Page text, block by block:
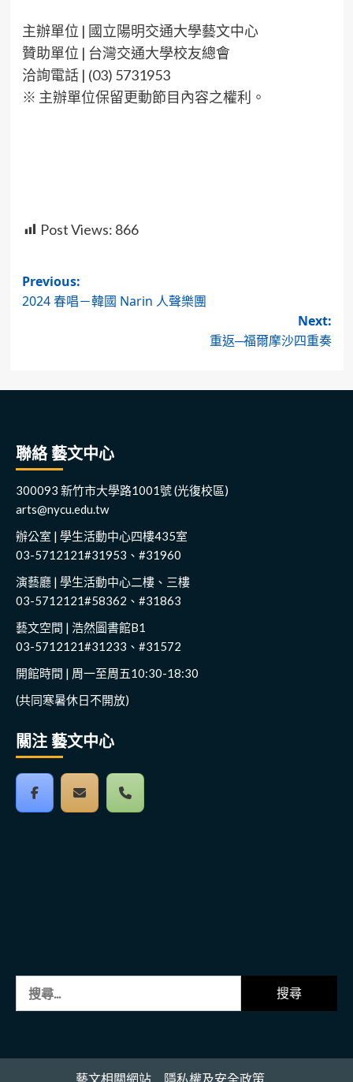
主辦單位 | 國立陽明交通大學藝文中心
贊助單位 | 台灣交通大學校友總會
洽詢電話 | (03) 5731953
※ 主辦單位保留更動節目內容之權利。
Post Views: 866
Post
navigation
Previous:
2024 春唱－韓國 Narin 人聲樂團
Next:
重返─福爾摩沙四重奏
聯絡 藝文中心
300093 新竹市大學路1001號 (光復校區)
arts@nycu.edu.tw
辦公室 | 學生活動中心四樓435室
03-5712121#31953、#31960
演藝廳 | 學生活動中心二樓、三樓
03-5712121#58362、#31863
藝文空間 | 浩然圖書館B1
03-5712121#31233、#31572
開館時間 | 周一至周五10:30-18:30
(共同寒暑休日不開放)
關注 藝文中心
字:
藝文相關網站
隱私權及安全政策